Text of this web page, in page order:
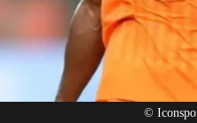
©